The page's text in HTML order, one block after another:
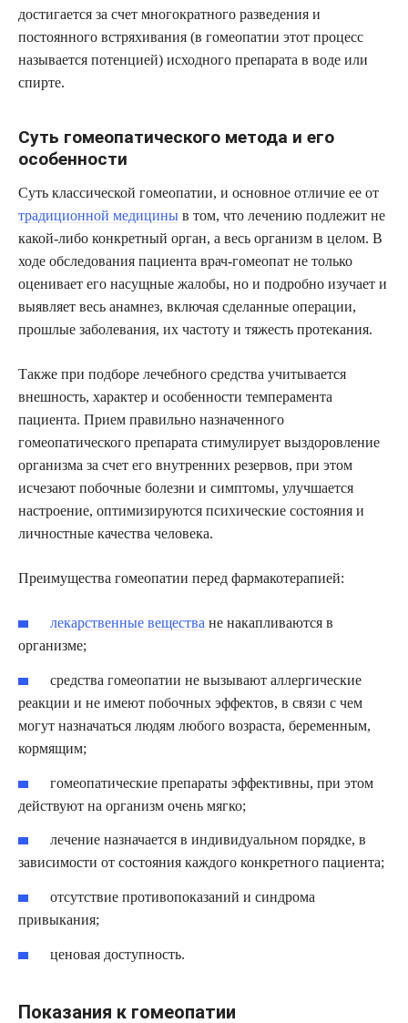
достигается за счет многократного разведения и
постоянного встряхивания (в гомеопатии этот процесс
называется потенцией) исходного препарата в воде или
спирте.
Суть гомеопатического метода и его
особенности
Суть классической гомеопатии, и основное отличие ее от
традиционной медицины в том, что лечению подлежит не
какой-либо конкретный орган, а весь организм в целом. В
ходе обследования пациента врач-гомеопат не только
оценивает его насущные жалобы, но и подробно изучает и
выявляет весь анамнез, включая сделанные операции,
прошлые заболевания, их частоту и тяжесть протекания.
Также при подборе лечебного средства учитывается
внешность, характер и особенности темперамента
пациента. Прием правильно назначенного
гомеопатического препарата стимулирует выздоровление
организма за счет его внутренних резервов, при этом
исчезают побочные болезни и симптомы, улучшается
настроение, оптимизируются психические состояния и
личностные качества человека.
Преимущества гомеопатии перед фармакотерапией:
лекарственные вещества не накапливаются в
организме;
средства гомеопатии не вызывают аллергические
реакции и не имеют побочных эффектов, в связи с чем
могут назначаться людям любого возраста, беременным,
кормящим;
гомеопатические препараты эффективны, при этом
действуют на организм очень мягко;
лечение назначается в индивидуальном порядке, в
зависимости от состояния каждого конкретного пациента;
отсутствие противопоказаний и синдрома
привыкания;
ценовая доступность.
Показания к гомеопатии